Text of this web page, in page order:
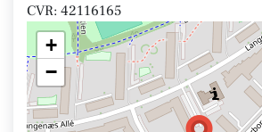
CVR: 42116165
+
−